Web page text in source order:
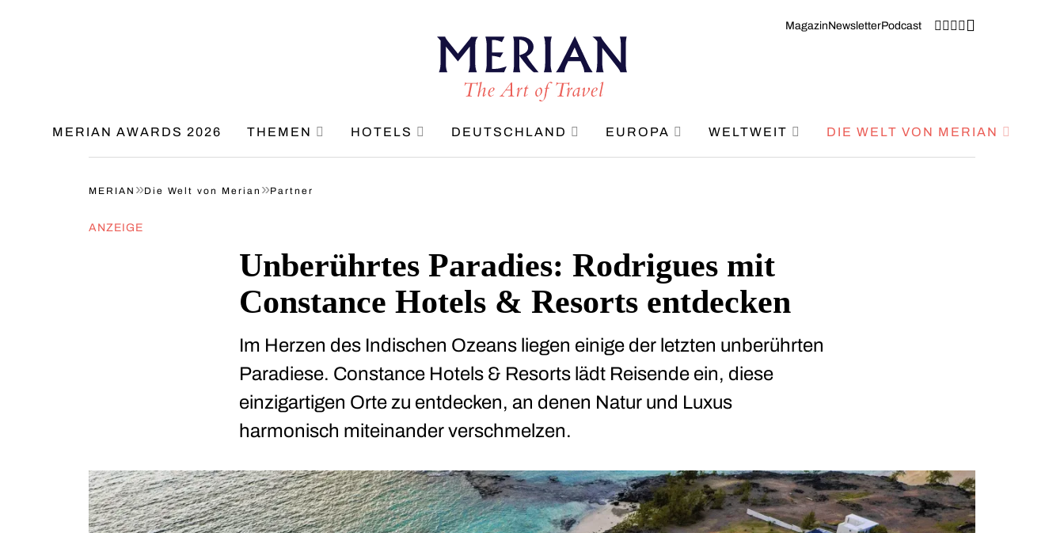
MagazinNewsletterPodcast
MERIAN AWARDS 2026 THEMEN HOTELS DEUTSCHLAND EUROPA WELTWEIT DIE WELT VON MERIAN
MERIAN »Die Welt von Merian »Partner
ANZEIGE
Unberührtes Paradies: Rodrigues mit
Constance Hotels & Resorts entdecken
Im Herzen des Indischen Ozeans liegen einige der letzten unberührten
Paradiese. Constance Hotels & Resorts lädt Reisende ein, diese
einzigartigen Orte zu entdecken, an denen Natur und Luxus
harmonisch miteinander verschmelzen.